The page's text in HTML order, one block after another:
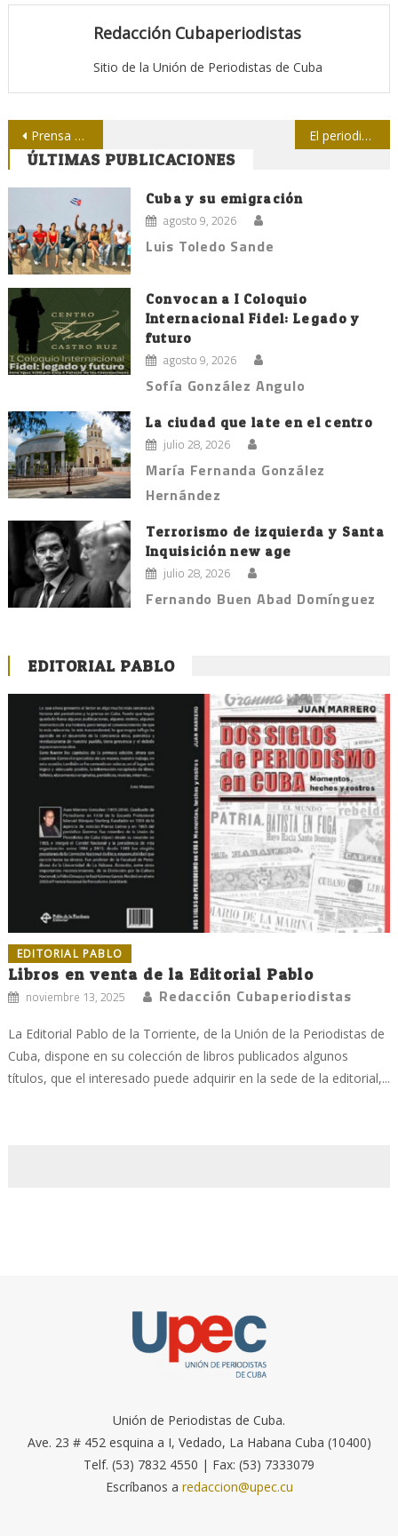
Redacción Cubaperiodistas
Sitio de la Unión de Periodistas de Cuba
Navegación
de
entradas
Prensa de las Tunas, destacamento de vanguardia El periodismo es un trabajo necesario
ÚLTIMAS PUBLICACIONES
Cuba y su emigración
agosto 9, 2026
Luis Toledo Sande
Convocan a I Coloquio
Internacional Fidel: Legado y
futuro
agosto 9, 2026
Sofía González Angulo
La ciudad que late en el centro
julio 28, 2026
María Fernanda González
Hernández
Terrorismo de izquierda y Santa
Inquisición new age
julio 28, 2026
Fernando Buen Abad Domínguez
EDITORIAL PABLO
EDITORIAL PABLO
Libros en venta de la Editorial Pablo
noviembre 13, 2025 Redacción Cubaperiodistas
La Editorial Pablo de la Torriente, de la Unión de la Periodistas de
Cuba, dispone en su colección de libros publicados algunos
títulos, que el interesado puede adquirir en la sede de la editorial,...
Unión de Periodistas de Cuba.
Ave. 23 # 452 esquina a I, Vedado, La Habana Cuba (10400)
Telf. (53) 7832 4550 | Fax: (53) 7333079
Escríbanos a redaccion@upec.cu